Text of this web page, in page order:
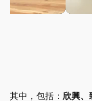
其中，包括： 欣興